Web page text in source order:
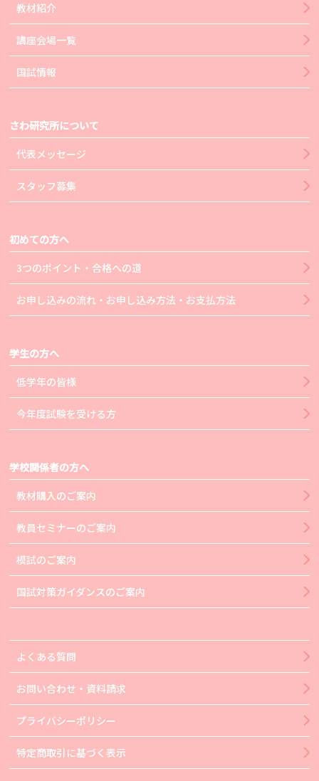
教材紹介
講座会場一覧
国試情報
さわ研究所について
代表メッセージ
スタッフ募集
初めての方へ
3つのポイント・合格への道
お申し込みの流れ・お申し込み方法・お支払方法
学生の方へ
低学年の皆様
今年度試験を受ける方
学校関係者の方へ
教材購入のご案内
教員セミナーのご案内
模試のご案内
国試対策ガイダンスのご案内
よくある質問
お問い合わせ・資料請求
プライバシーポリシー
特定商取引に基づく表示